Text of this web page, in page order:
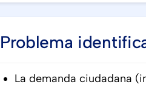
Problema
La demanda ciudadana